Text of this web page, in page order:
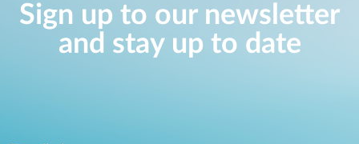
Sign up to our newsletter
and stay up to date